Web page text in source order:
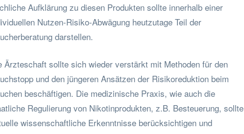
Aufklärung zu diesen Produkten sollte innerhalb einer
Nutzen-Risiko-Abwägung heutzutage Teil der
darstellen.
Ärzteschaft sollte sich wieder verstärkt mit Methoden für den
und den jüngeren Ansätzen der Risikoreduktion beim
beschäftigen. Die medizinische Praxis, wie auch die
Regulierung von Nikotinprodukten, z.B. Besteuerung, sollte
wissenschaftliche Erkenntnisse berücksichtigen und